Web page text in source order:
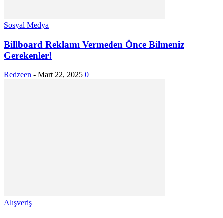
Sosyal Medya
Billboard Reklamı Vermeden Önce Bilmeniz
Gerekenler!
Redzeen - Mart 22, 2025 0
Alışveriş